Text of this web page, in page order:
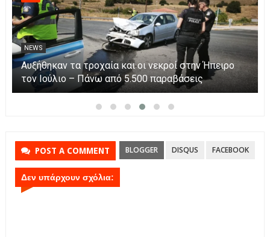
NEWS
Αυξήθηκαν τα τροχαία και οι νεκροί στην Ήπειρο
τον Ιούλιο – Πάνω από 5.500 παραβάσεις
POST A COMMENT BLOGGER DISQUS FACEBOOK
Δεν υπάρχουν σχόλια: